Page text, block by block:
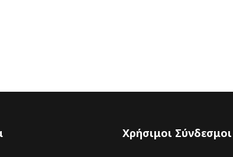
Χρήσιμοι Σύνδεσμοι